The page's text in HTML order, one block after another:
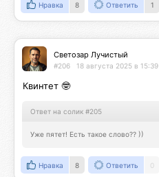
Нравка 8 Ответить 1
Светозар Лучистый
#206 18 августа 2025 в 15:39
Квинтет 🤓
Ответ на солик #205
Уже пятет! Есть такое слово?? ))
Нравка 8 Ответить 0